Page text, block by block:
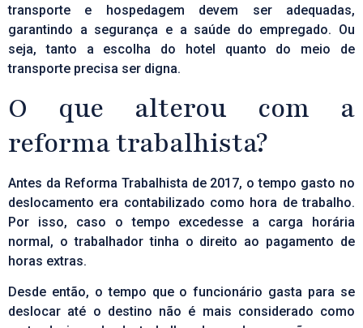
transporte e hospedagem devem ser adequadas,
garantindo a segurança e a saúde do empregado. Ou
seja, tanto a escolha do hotel quanto do meio de
transporte precisa ser digna.
O que alterou com a
reforma trabalhista?
Antes da Reforma Trabalhista de 2017, o tempo gasto no
deslocamento era contabilizado como hora de trabalho.
Por isso, caso o tempo excedesse a carga horária
normal, o trabalhador tinha o direito ao pagamento de
horas extras.
Desde então, o tempo que o funcionário gasta para se
deslocar até o destino não é mais considerado como